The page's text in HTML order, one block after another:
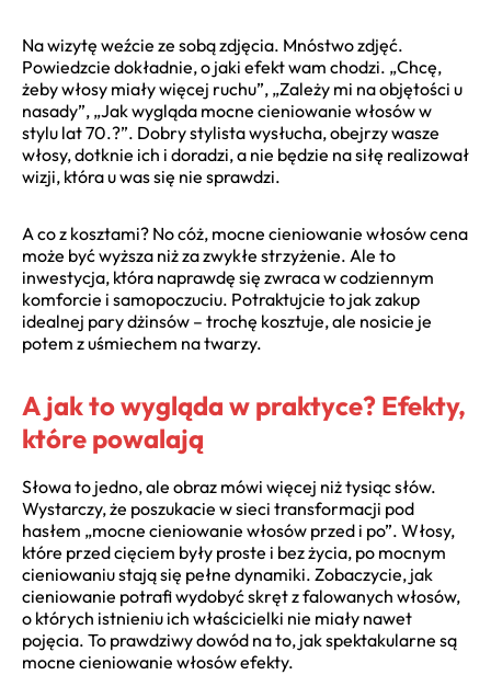
Na wizytę weźcie ze sobą zdjęcia. Mnóstwo zdjęć.
Powiedzcie dokładnie, o jaki efekt wam chodzi. „Chcę,
żeby włosy miały więcej ruchu”, „Zależy mi na objętości u
nasady”, „Jak wygląda mocne cieniowanie włosów w
stylu lat 70.?”. Dobry stylista wysłucha, obejrzy wasze
włosy, dotknie ich i doradzi, a nie będzie na siłę realizował
wizji, która u was się nie sprawdzi.
A co z kosztami? No cóż, mocne cieniowanie włosów cena
może być wyższa niż za zwykłe strzyżenie. Ale to
inwestycja, która naprawdę się zwraca w codziennym
komforcie i samopoczuciu. Potraktujcie to jak zakup
idealnej pary dżinsów – trochę kosztuje, ale nosicie je
potem z uśmiechem na twarzy.
A jak to wygląda w praktyce? Efekty,
które powalają
Słowa to jedno, ale obraz mówi więcej niż tysiąc słów.
Wystarczy, że poszukacie w sieci transformacji pod
hasłem „mocne cieniowanie włosów przed i po”. Włosy,
które przed cięciem były proste i bez życia, po mocnym
cieniowaniu stają się pełne dynamiki. Zobaczycie, jak
cieniowanie potrafi wydobyć skręt z falowanych włosów,
o których istnieniu ich właścicielki nie miały nawet
pojęcia. To prawdziwy dowód na to, jak spektakularne są
mocne cieniowanie włosów efekty.